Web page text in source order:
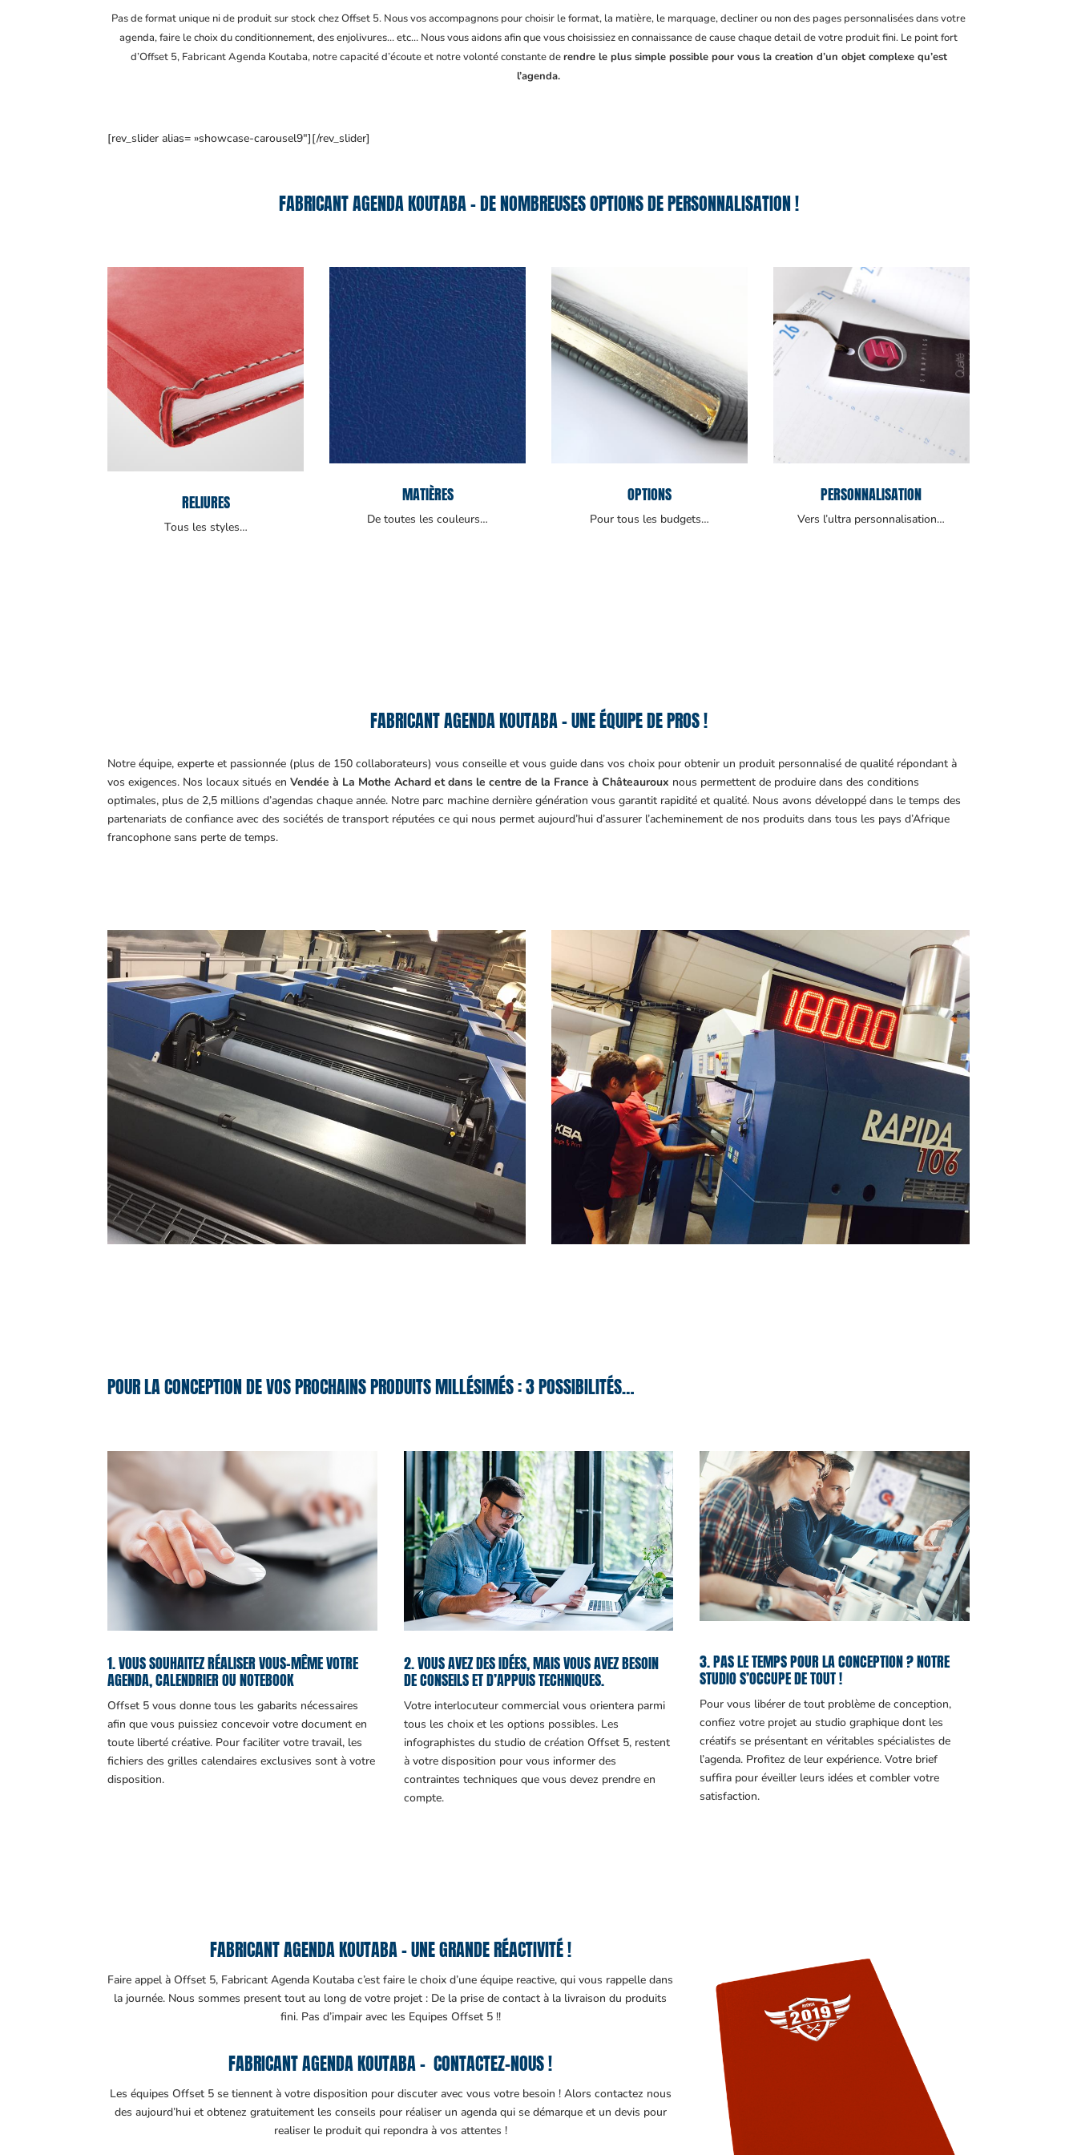
Pas de format unique ni de produit sur stock chez Offset 5. Nous vos accompagnons pour choisir le format, la matière, le marquage, decliner ou non des pages personnalisées dans votre
agenda, faire le choix du conditionnement, des enjolivures… etc… Nous vous aidons afin que vous choisissiez en connaissance de cause chaque detail de votre produit fini. Le point fort
d’Offset 5, Fabricant Agenda Koutaba, notre capacité d’écoute et notre volonté constante derendre le plus simple possible pour vous la creation d’un objet complexe qu’est
l’agenda.
[rev_slider alias= »showcase-carousel9″][/rev_slider]
FABRICANT AGENDA KOUTABA – DE NOMBREUSES OPTIONS DE PERSONNALISATION !
RELIURES
Tous les styles…
MATIÈRES
De toutes les couleurs…
OPTIONS
Pour tous les budgets…
PERSONNALISATION
Vers l’ultra personnalisation…
FABRICANT AGENDA KOUTABA – UNE ÉQUIPE DE PROS !
Notre équipe, experte et passionnée (plus de 150 collaborateurs) vous conseille et vous guide dans vos choix pour obtenir un produit personnalisé de qualité répondant à
vos exigences. Nos locaux situés enVendée à La Mothe Achard et dans le centre de la France à Châteauroux nous permettent de produire dans des conditions
optimales, plus de 2,5 millions d’agendas chaque année. Notre parc machine dernière génération vous garantit rapidité et qualité. Nous avons développé dans le temps des
partenariats de confiance avec des sociétés de transport réputées ce qui nous permet aujourd’hui d’assurer l’acheminement de nos produits dans tous les pays d’Afrique
francophone sans perte de temps.
POUR LA CONCEPTION DE VOS PROCHAINS PRODUITS MILLÉSIMÉS : 3 POSSIBILITÉS…
1. VOUS SOUHAITEZ RÉALISER VOUS-MÊME VOTRE
AGENDA, CALENDRIER OU NOTEBOOK
Offset 5 vous donne tous les gabarits nécessaires
afin que vous puissiez concevoir votre document en
toute liberté créative. Pour faciliter votre travail, les
fichiers des grilles calendaires exclusives sont à votre
disposition.
2. VOUS AVEZ DES IDÉES, MAIS VOUS AVEZ BESOIN
DE CONSEILS ET D’APPUIS TECHNIQUES.
Votre interlocuteur commercial vous orientera parmi
tous les choix et les options possibles. Les
infographistes du studio de création Offset 5, restent
à votre disposition pour vous informer des
contraintes techniques que vous devez prendre en
compte.
3. PAS LE TEMPS POUR LA CONCEPTION ? NOTRE
STUDIO S’OCCUPE DE TOUT !
Pour vous libérer de tout problème de conception,
confiez votre projet au studio graphique dont les
créatifs se présentant en véritables spécialistes de
l’agenda. Profitez de leur expérience. Votre brief
suffira pour éveiller leurs idées et combler votre
satisfaction.
FABRICANT AGENDA KOUTABA – UNE GRANDE RÉACTIVITÉ !
Faire appel à Offset 5, Fabricant Agenda Koutaba c’est faire le choix d’une équipe reactive, qui vous rappelle dans
la journée. Nous sommes present tout au long de votre projet : De la prise de contact à la livraison du produits
fini. Pas d’impair avec les Equipes Offset 5 !!
FABRICANT AGENDA KOUTABA – CONTACTEZ-NOUS !
Les équipes Offset 5 se tiennent à votre disposition pour discuter avec vous votre besoin ! Alors contactez nous
des aujourd’hui et obtenez gratuitement les conseils pour réaliser un agenda qui se démarque et un devis pour
realiser le produit qui repondra à vos attentes !